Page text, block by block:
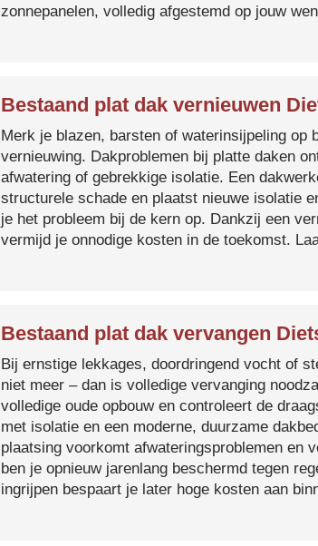
zonnepanelen, volledig afgestemd op jouw
Bestaand plat dak vernieuwen
Merk je blazen, barsten of waterinsijpeling op
vernieuwing. Dakproblemen bij platte daken
afwatering of gebrekkige isolatie. Een
structurele schade en plaatst nieuwe isolatie
je het probleem bij de kern op. Dankzij een
vermijd je onnodige kosten in de toekomst.
Bestaand plat dak vervangen
Bij ernstige lekkages, doordringend vocht of
niet meer – dan is volledige vervanging
volledige oude opbouw en controleert de
met isolatie en een moderne, duurzame
plaatsing voorkomt afwateringsproblemen en
ben je opnieuw jarenlang beschermd tegen
ingrijpen bespaart je later hoge kosten aan